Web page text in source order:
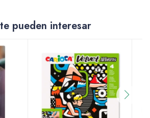
pueden interesar
Artísticos